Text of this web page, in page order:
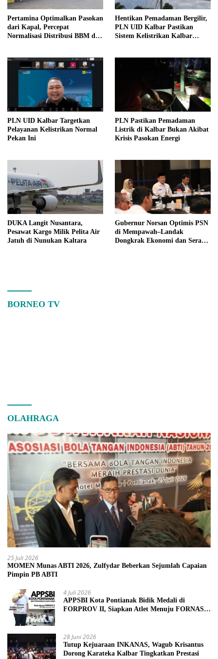
Pertamina Optimalkan Pasokan
dari Kapal, Percepat
Normalisasi Distribusi BBM di
Hentikan Pemadaman Bergilir,
PLN UID Kalbar Pastikan
Sistem Kelistrikan Kalbar
PLN UID Kalbar Targetkan
Pelayanan Kelistrikan Normal
Pekan Ini
PLN Pastikan Pemadaman
Listrik di Kalbar Bukan Akibat
Krisis Pasokan Energi
DUKA Langit Nusantara,
Pesawat Kargo Milik Pelita Air
Jatuh di Nunukan Kaltara
Gubernur Norsan Optimis PSN
di Mempawah–Landak
Dongkrak Ekonomi dan Serap
BORNEO TV
OLAHRAGA
25 Juli 2026
MOMEN Munas ABTI 2026, Zulfydar Beberkan Sejumlah Capaian
Pimpin PB ABTI
4 Juli 2026
APPSBI Kota Pontianak Bidik Medali di
FORPROV II, Siapkan Atlet Menuju FORNAS
28 Juni 2026
Tutup Kejuaraan INKANAS, Wagub Krisantus
Dorong Karateka Kalbar Tingkatkan Prestasi